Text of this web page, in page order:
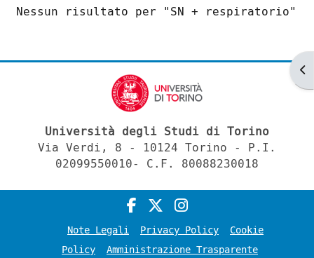
Nessun risultato per "SN + respiratorio"
Università degli Studi di Torino
Via Verdi, 8 - 10124 Torino - P.I.
02099550010- C.F. 80088230018
Note Legali Privacy Policy
Cookie
Policy
Amministrazione Trasparente